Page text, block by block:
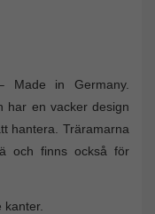
Made in Germany.
har en vacker design
hantera. Träramarna
och finns också för